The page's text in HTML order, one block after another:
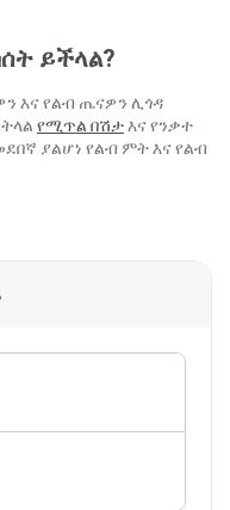
ይችላል?
እና የልብ ጤናዎን ሊጎዳ
የሚጥል በሽታእና የንቃተ
ያልሆነ የልብ ምት እና የልብ